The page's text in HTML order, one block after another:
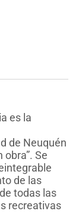
es la
de Neuquén
Se
de las
todas las
recreativas